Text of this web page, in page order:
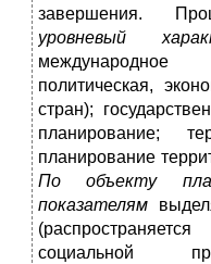
завершения.
уровневый
международное
политическая,
стран);
планирование;
планирование
По объекту
показателям
социальной